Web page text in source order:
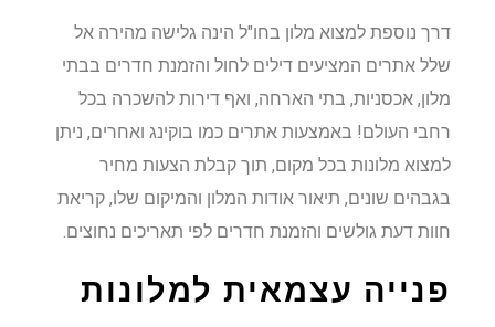
דרך נוספת למצוא מלון בחו"ל הינה גלישה מהירה אל
שלל אתרים המציעים דילים לחול והזמנת חדרים בבתי
מלון, אכסניות, בתי הארחה, ואף דירות להשכרה בכל
רחבי העולם! באמצעות אתרים כמו בוקינג ואחרים, ניתן
למצוא מלונות בכל מקום, תוך קבלת הצעות מחיר
בגבהים שונים, תיאור אודות המלון והמיקום שלו, קריאת
חוות דעת גולשים והזמנת חדרים לפי תאריכים נחוצים.
פנייה עצמאית למלונות